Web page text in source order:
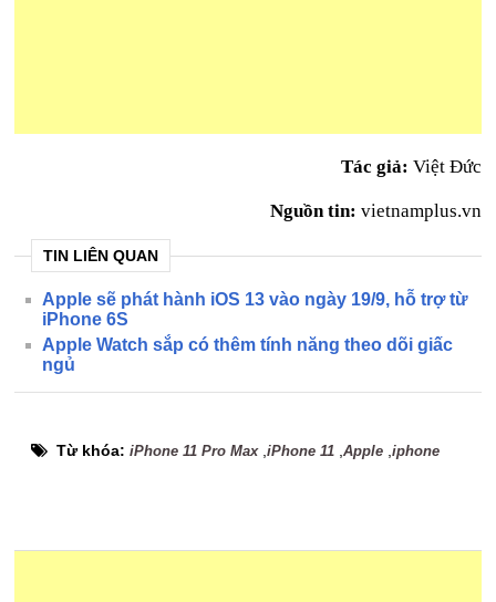
Tác giả: Việt Đức
Nguồn tin: vietnamplus.vn
TIN LIÊN QUAN
Apple sẽ phát hành iOS 13 vào ngày 19/9, hỗ trợ từ
iPhone 6S
Apple Watch sắp có thêm tính năng theo dõi giấc
ngủ
Từ khóa:iPhone 11 Pro Max,iPhone 11 ,Apple ,iphone